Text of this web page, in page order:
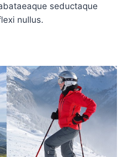
seductaque
nullus.